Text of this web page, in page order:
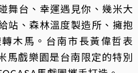
舞台、幸運遇見你、幾米大
站、森林溫度製造所、擁抱
木馬。台南市長黃偉哲表
馬戲樂園是台南限定的特別